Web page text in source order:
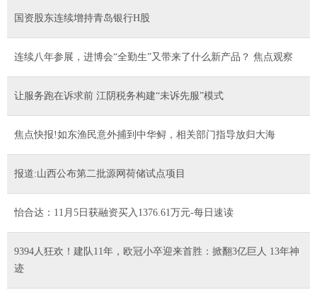
国资股东连续增持青岛银行H股
连续八年参展，进博会“全勤生”又带来了什么新产品？ 焦点观察
让服务跑在诉求前 江阴税务构建“未诉先服”模式
焦点快报!如东渔民意外捕到中华鲟，相关部门指导放归大海
报道:山西公布第二批源网荷储试点项目
怡合达：11月5日获融资买入1376.61万元-每日速读
9394人狂欢！建队11年，欧冠小卒迎来首胜：掀翻3亿巨人 13年神
迹